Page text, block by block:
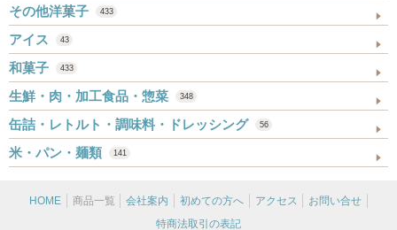
その他洋菓子 433
アイス 43
和菓子 433
生鮮・肉・加工食品・惣菜 348
缶詰・レトルト・調味料・ドレッシング 56
米・パン・麺類 141
HOME 商品一覧 会社案内 初めての方へ アクセス
お問い合せ
特商法取引の表記